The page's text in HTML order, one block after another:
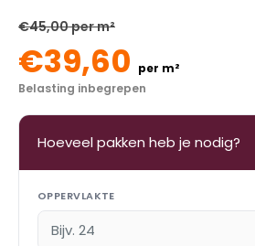
€45,00 per m²
€39,60 per m²
Belasting inbegrepen
Hoeveel pakken heb je nodig?
OPPERVLAKTE